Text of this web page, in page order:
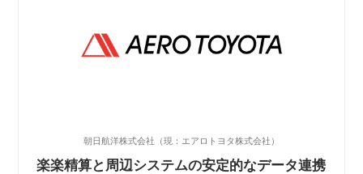
朝日航洋株式会社（現：エアロトヨタ株式会社）
楽楽精算と周辺システムの安定的なデータ連携